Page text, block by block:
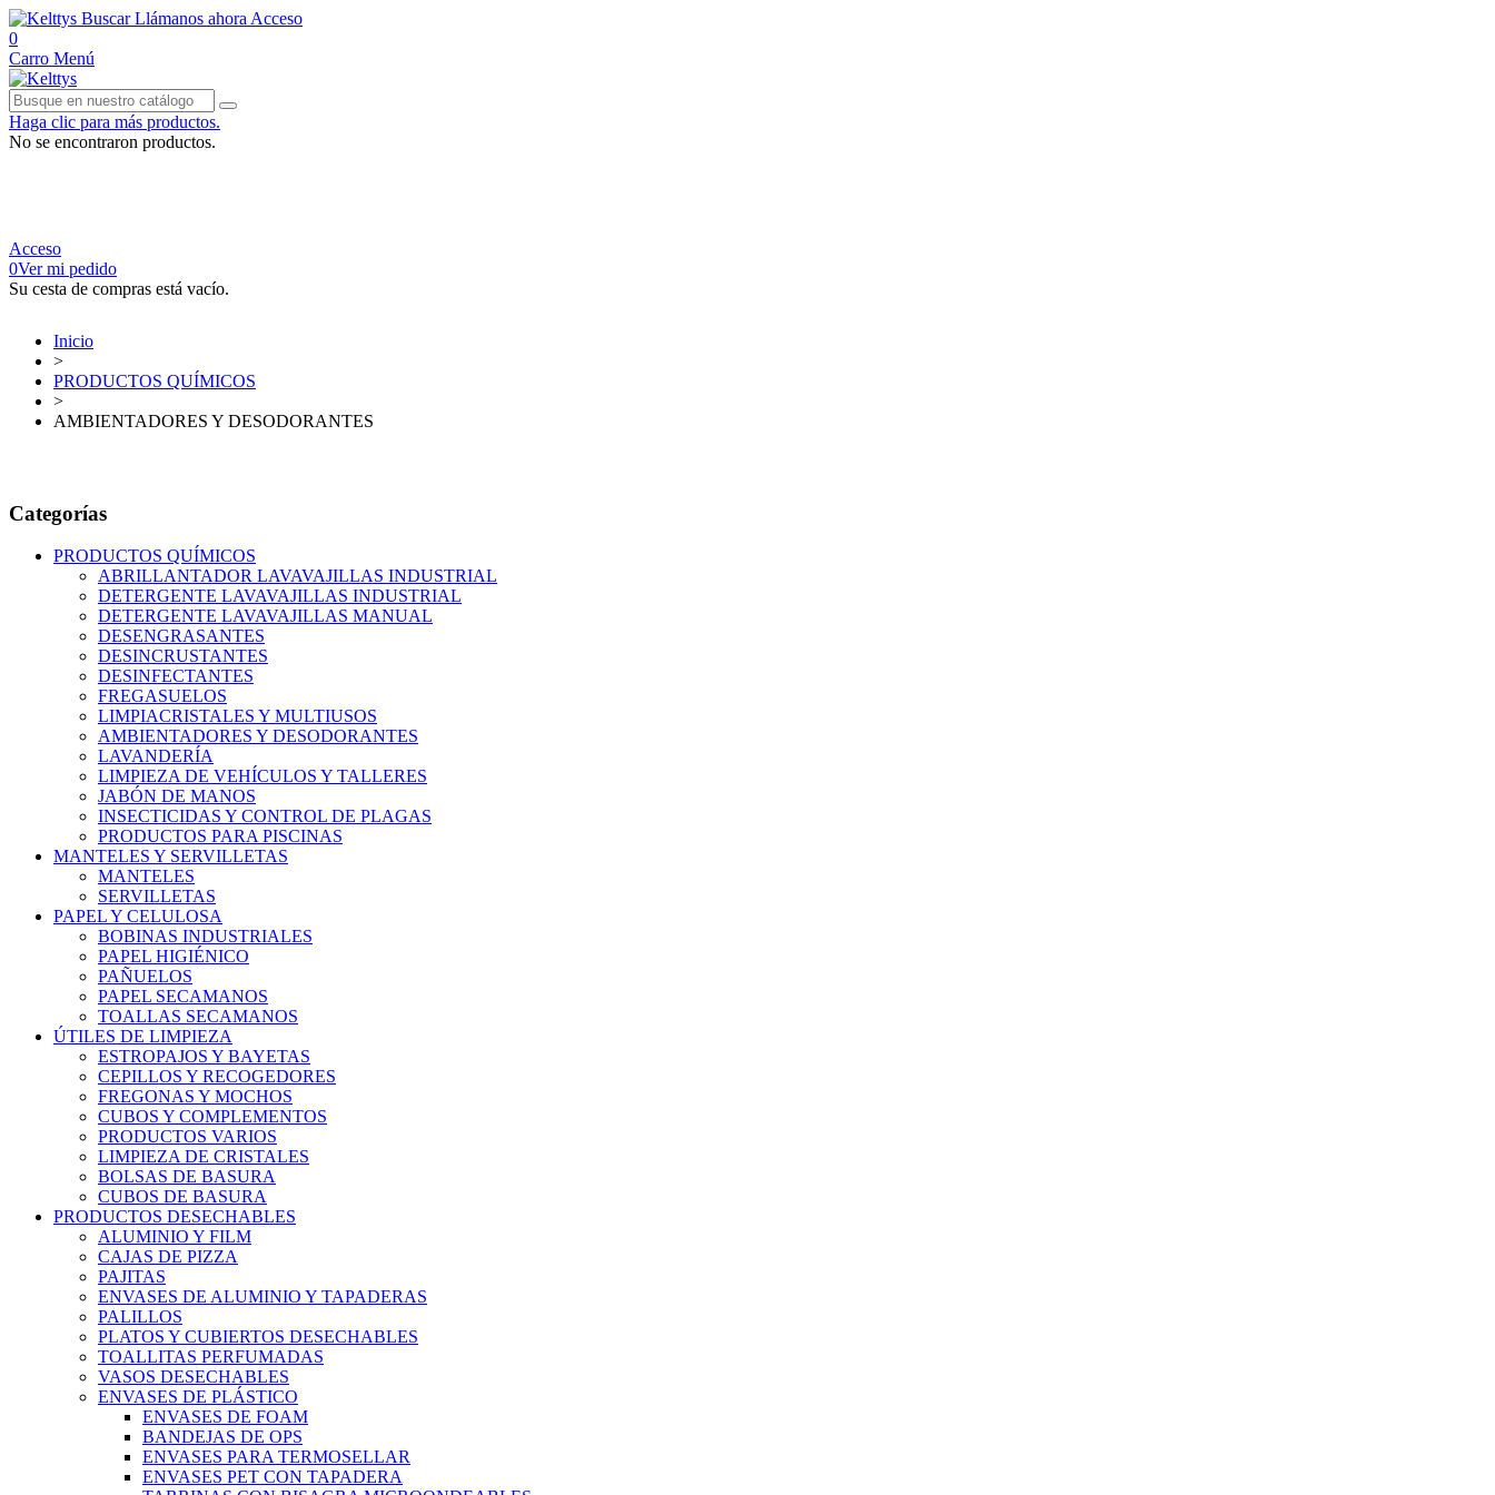
Buscar Llámanos ahora Acceso
0
Carro Menú
Haga clic para más productos.
No se encontraron productos.
Acceso
0Ver mi pedido
Su cesta de compras está vacío.
Inicio
>
PRODUCTOS QUÍMICOS
>
AMBIENTADORES Y DESODORANTES
Categorías
PRODUCTOS QUÍMICOS
ABRILLANTADOR LAVAVAJILLAS INDUSTRIAL
DETERGENTE LAVAVAJILLAS INDUSTRIAL
DETERGENTE LAVAVAJILLAS MANUAL
DESENGRASANTES
DESINCRUSTANTES
DESINFECTANTES
FREGASUELOS
LIMPIACRISTALES Y MULTIUSOS
AMBIENTADORES Y DESODORANTES
LAVANDERÍA
LIMPIEZA DE VEHÍCULOS Y TALLERES
JABÓN DE MANOS
INSECTICIDAS Y CONTROL DE PLAGAS
PRODUCTOS PARA PISCINAS
MANTELES Y SERVILLETAS
MANTELES
SERVILLETAS
PAPEL Y CELULOSA
BOBINAS INDUSTRIALES
PAPEL HIGIÉNICO
PAÑUELOS
PAPEL SECAMANOS
TOALLAS SECAMANOS
ÚTILES DE LIMPIEZA
ESTROPAJOS Y BAYETAS
CEPILLOS Y RECOGEDORES
FREGONAS Y MOCHOS
CUBOS Y COMPLEMENTOS
PRODUCTOS VARIOS
LIMPIEZA DE CRISTALES
BOLSAS DE BASURA
CUBOS DE BASURA
PRODUCTOS DESECHABLES
ALUMINIO Y FILM
CAJAS DE PIZZA
PAJITAS
ENVASES DE ALUMINIO Y TAPADERAS
PALILLOS
PLATOS Y CUBIERTOS DESECHABLES
TOALLITAS PERFUMADAS
VASOS DESECHABLES
ENVASES DE PLÁSTICO
ENVASES DE FOAM
BANDEJAS DE OPS
ENVASES PARA TERMOSELLAR
ENVASES PET CON TAPADERA